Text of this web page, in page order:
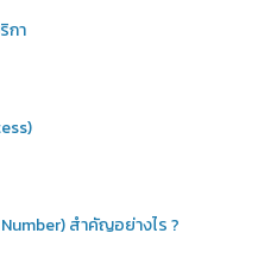
กา
สำคัญอย่างไร ?